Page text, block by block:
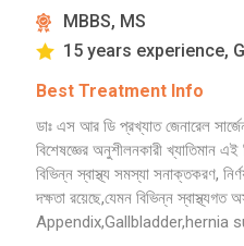
MBBS, MS
15 years experience,
Best Treatment Info
ডাঃ এস আর ডি প্রখ্যাত জেনারেল
বিশেষজ্ঞের অনুশীলনকারী খ্যাতিমান এই
বিভিন্ন স্বাস্থ্য সমস্যা সনাক্তকরণ,
দক্ষতা রয়েছে,যেমন বিভিন্ন
Appendix,Gallbladder,hernia